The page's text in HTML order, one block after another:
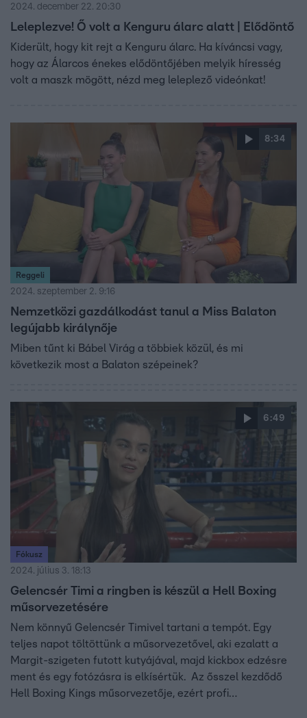
2024. december 22. 20:30
Leleplezve! Ő volt a Kenguru álarc alatt | Elődöntő
Kiderült, hogy kit rejt a Kenguru álarc. Ha kíváncsi vagy,
hogy az Álarcos énekes elődöntőjében melyik híresség
volt a maszk mögött, nézd meg leleplező videónkat!
8:34
Reggeli
2024. szeptember 2. 9:16
Nemzetközi gazdálkodást tanul a Miss Balaton
legújabb királynője
Miben tűnt ki Bábel Virág a többiek közül, és mi
következik most a Balaton szépeinek?
6:49
Fókusz
2024. július 3. 18:13
Gelencsér Timi a ringben is készül a Hell Boxing
műsorvezetésére
Nem könnyű Gelencsér Timivel tartani a tempót. Egy
teljes napot töltöttünk a műsorvezetővel, aki ezalatt a
Margit-szigeten futott kutyájával, majd kickbox edzésre
ment és egy fotózásra is elkísértük. Az ősszel kezdődő
Hell Boxing Kings műsorvezetője, ezért profi